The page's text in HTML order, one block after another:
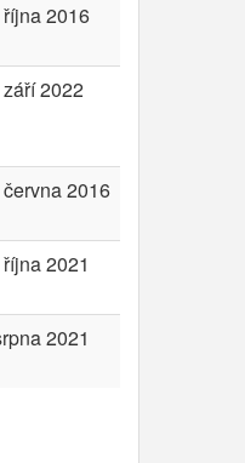
2016
2022
2016
2021
2021